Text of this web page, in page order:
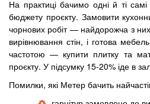
На практиці бачимо одні й ті
бюджету проєкту. Замовити
чорнових робіт — найдорожча з
вирівнювання стін, і готова
частотою — купити плитку та
проєкту. У підсумку 15-20% іде в
Помилки, які Метер бачить